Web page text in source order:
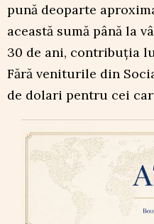
pună deoparte
această sumă până la
30 de ani, contribuția
Fără veniturile din
de dolari pentru cei